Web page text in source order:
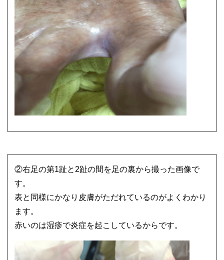
②右足の第1趾と2趾の間を足の裏から撮った画像で
す。
表と同様にかなり皮膚がただれているのがよくわかり
ます。
赤いのは湿疹で炎症を起こしているからです。